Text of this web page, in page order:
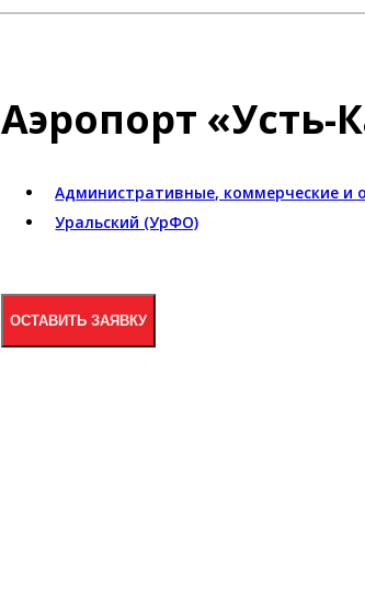
Аэропорт «Усть-
Административные, коммерческие и
Уральский (УрФО)
ОСТАВИТЬ ЗАЯВКУ